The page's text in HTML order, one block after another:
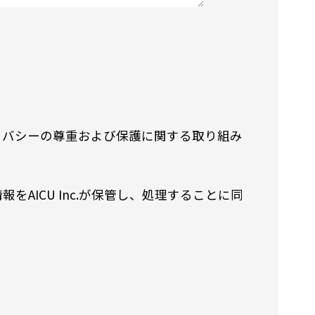
シーの尊重および保護に関する取り組み
をAICU Inc.が保管し、処理することに同